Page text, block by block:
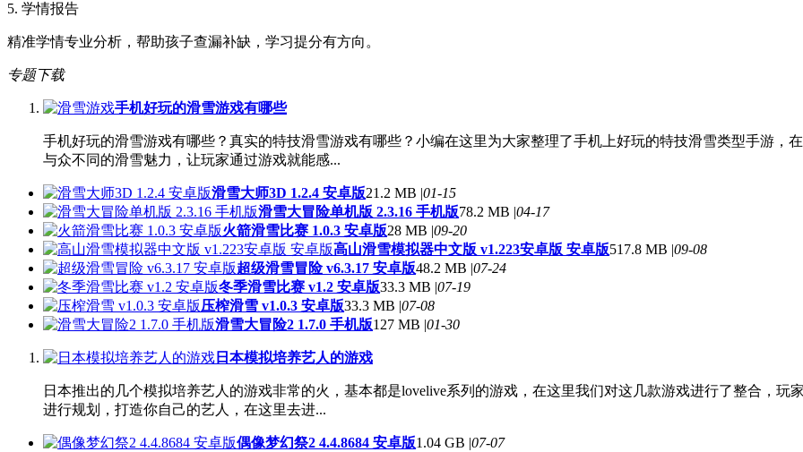
5. 学情报告
精准学情专业分析，帮助孩子查漏补缺，学习提分有方向。
专题下载
手机好玩的滑雪游戏有哪些
手机好玩的滑雪游戏有哪些？真实的特技滑雪游戏有哪些？小编在这里为大家整理了手机上好玩的特技滑雪类型手游，
与众不同的滑雪魅力，让玩家通过游戏就能感...
滑雪大师3D 1.2.4 安卓版21.2 MB |01-15
滑雪大冒险单机版 2.3.16 手机版78.2 MB |04-17
火箭滑雪比赛 1.0.3 安卓版28 MB |09-20
高山滑雪模拟器中文版 v1.223安卓版 安卓版517.8 MB |09-08
超级滑雪冒险 v6.3.17 安卓版48.2 MB |07-24
冬季滑雪比赛 v1.2 安卓版33.3 MB |07-19
压榨滑雪 v1.0.3 安卓版33.3 MB |07-08
滑雪大冒险2 1.7.0 手机版127 MB |01-30
日本模拟培养艺人的游戏
日本推出的几个模拟培养艺人的游戏非常的火，基本都是lovelive系列的游戏，在这里我们对这几款游戏进行了整合，
进行规划，打造你自己的艺人，在这里去进...
偶像梦幻祭2 4.4.8684 安卓版1.04 GB |07-07